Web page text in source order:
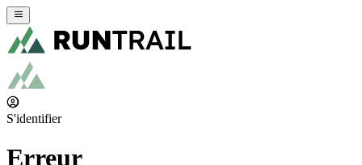
S'identifier
Erreur